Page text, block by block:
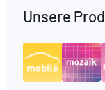
Unsere